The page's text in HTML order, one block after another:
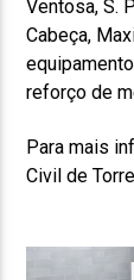
Ventosa, S.
Cabeça,
reforço de
Para mais
Civil de